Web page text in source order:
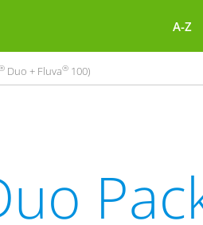
A-Z
Duo + Fluva® 100)